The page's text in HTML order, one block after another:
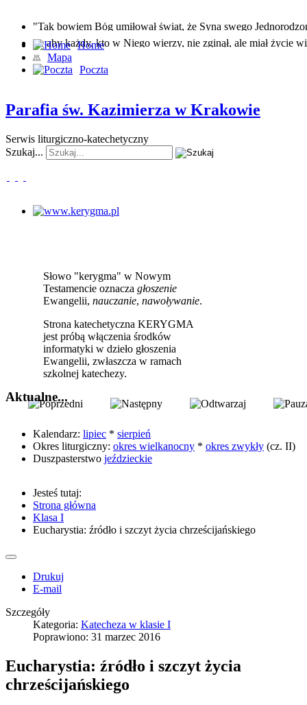
"Tak bowiem Bóg umiłował świat, że Syna swego
… aby każdy, kto w Niego wierzy, nie zginął, ale miał życie
Home
Mapa
Poczta
Parafia św. Kazimierza w Krakowie
Serwis liturgiczno-katechetyczny
Szukaj...
Słowo "kerygma" w Nowym
Testamencie oznacza głoszenie
Ewangelii, nauczanie, nawoływanie.
Strona katechetyczna KERYGMA
jest próbą włączenia środków
informatyki w dzieło głoszenia
Ewangelii, zwłaszcza w ramach
szkolnej katechezy.
Aktualne...
Kalendarz: lipiec * sierpień
Okres liturgiczny: okres wielkanocny * okres zwykły (cz. II)
Duszpasterstwo jeździeckie
Jesteś tutaj:
Strona główna
Klasa I
Eucharystia: źródło i szczyt życia chrześcijańskiego
Drukuj
E-mail
Szczegóły
Kategoria: Katecheza w klasie I
Poprawiono: 31 marzec 2016
Eucharystia: źródło i szczyt życia
chrześcijańskiego